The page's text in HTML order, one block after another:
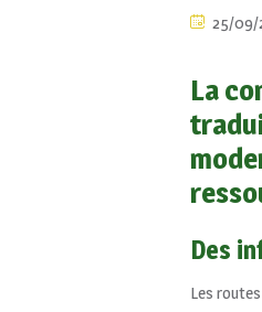
25/09/
La
Des
Les